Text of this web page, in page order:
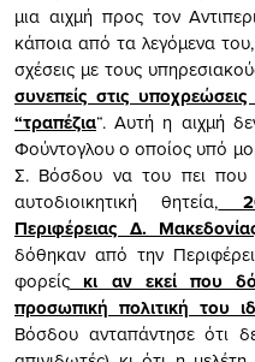
μια αιχμή προς τον
κάποια από τα λεγόμενα
σχέσεις με τους
συνεπείς στις
“τραπέζια“. Αυτή η αιχμή
Φούντογλου ο οποίος υπό
Σ. Βόσδου να του πει που
αυτοδιοικητική θητεία,
Περιφέρειας Δ.
δόθηκαν από την
φορείς κι αν εκεί που
προσωπική πολιτική του
Βόσδου ανταπάντησε ότι